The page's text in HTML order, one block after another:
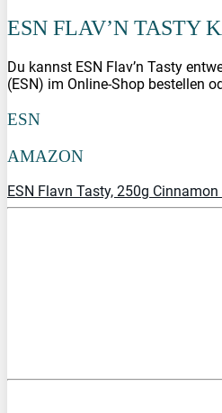
ESN FLAV’N TASTY
Du kannst ESN Flav’n Tasty
(ESN) im Online-Shop bestellen
ESN
AMAZON
ESN Flavn Tasty, 250g Cinnamon